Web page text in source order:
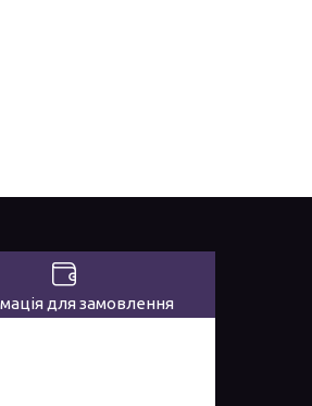
для замовлення